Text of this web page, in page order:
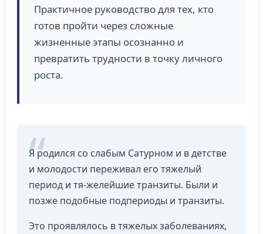
Практичное руководство для тех, кто
готов пройти через сложные
жизненные этапы осознанно и
превратить трудности в точку личного
роста.
Я родился со слабым Сатурном и в детстве
и молодости переживал его тяжелый
период и тя-желейшие транзиты. Были и
позже подобные подпериоды и транзиты.
Это проявлялось в тяжелых заболеваниях,